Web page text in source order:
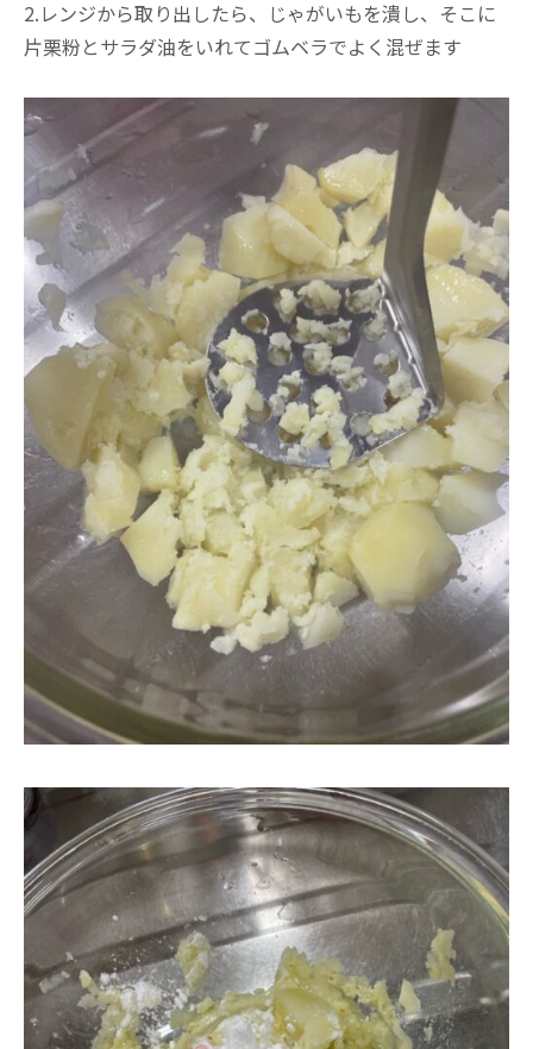
2.レンジから取り出したら、じゃがいもを潰し、そこに
片栗粉とサラダ油をいれてゴムベラでよく混ぜます